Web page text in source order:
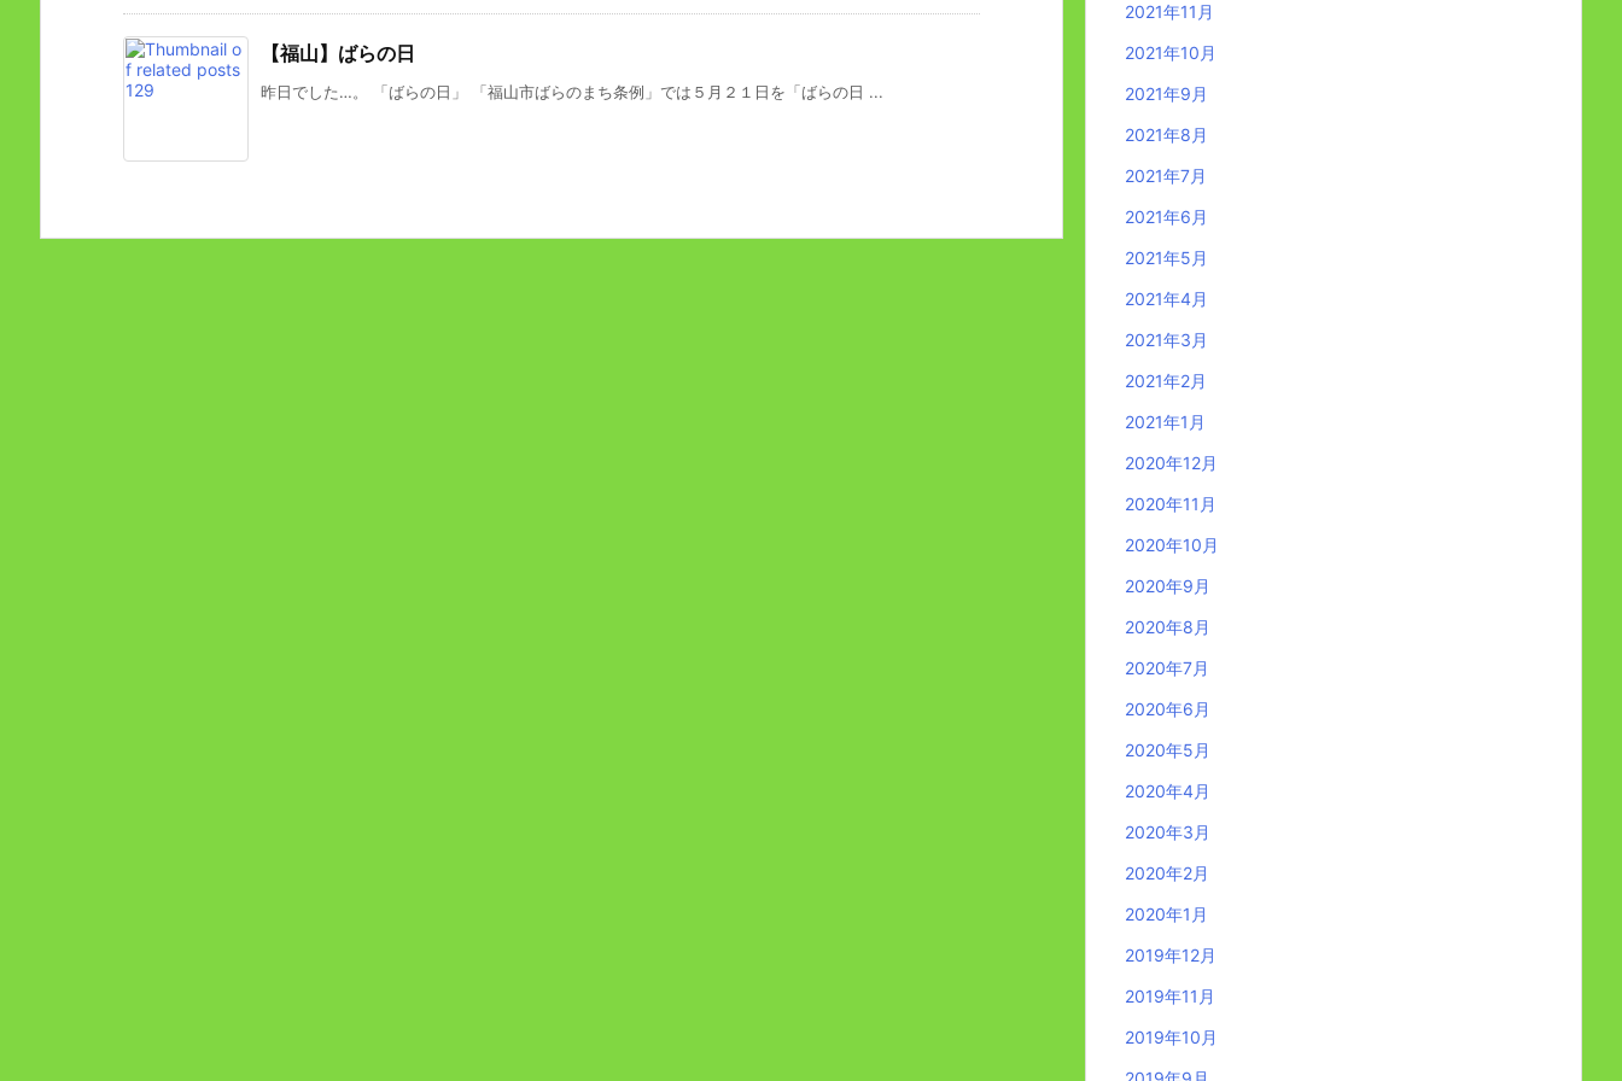
【福山】ばらの日
昨日でした…。 「ばらの日」 「福山市ばらのまち条例」では５月２１日を「ばらの日 ...
2021年11月
2021年10月
2021年9月
2021年8月
2021年7月
2021年6月
2021年5月
2021年4月
2021年3月
2021年2月
2021年1月
2020年12月
2020年11月
2020年10月
2020年9月
2020年8月
2020年7月
2020年6月
2020年5月
2020年4月
2020年3月
2020年2月
2020年1月
2019年12月
2019年11月
2019年10月